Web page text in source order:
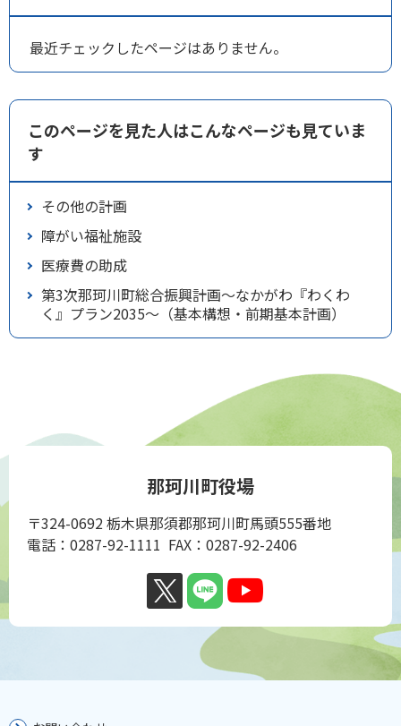
最近チェックしたページはありません。
このページを見た人はこんなページも見ていま
す
その他の計画
障がい福祉施設
医療費の助成
第3次那珂川町総合振興計画～なかがわ『わくわ
く』プラン2035～（基本構想・前期基本計画）
那珂川町役場
〒324-0692 栃木県那須郡那珂川町馬頭555番地
電話：0287-92-1111 FAX：0287-92-2406